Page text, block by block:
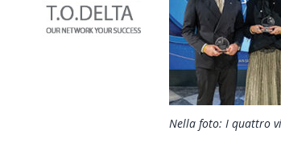
Nella foto: I quattro